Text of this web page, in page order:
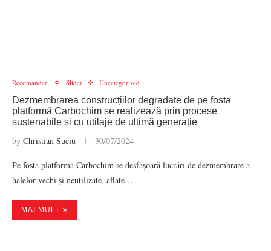
Recomandari Slider Uncategorized
Dezmembrarea construcțiilor degradate de pe fosta
platformă Carbochim se realizează prin procese
sustenabile și cu utilaje de ultimă generație
by Christian Suciu 30/07/2024
Pe fosta platformă Carbochim se desfășoară lucrări de dezmembrare a
halelor vechi și neutilizate, aflate…
MAI MULT